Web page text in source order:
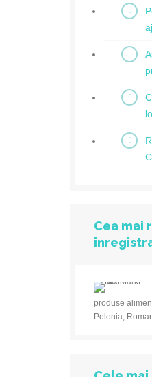
Cea mai
produse
Polonia,